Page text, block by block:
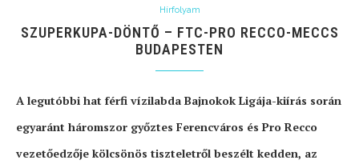
Hírfolyam
SZUPERKUPA-DÖNTŐ – FTC-PRO RECCO-MECCS
BUDAPESTEN
A legutóbbi hat férfi vízilabda Bajnokok Ligája-kiírás során
egyaránt háromszor győztes Ferencváros és Pro Recco
vezetőedzője kölcsönös tiszteletről beszélt kedden, az